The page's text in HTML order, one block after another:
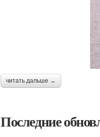
читать дальше →
Последние